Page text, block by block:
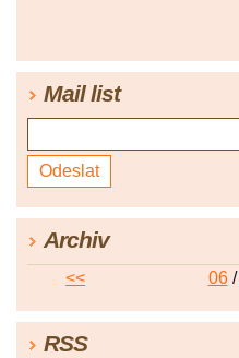
Mail list
Archiv
<< 06/
RSS